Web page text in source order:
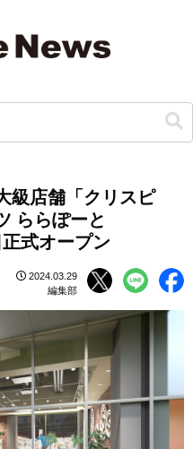
級店舗「クリスピ
ららぽーと
式オープン
2024.03.29
編集部